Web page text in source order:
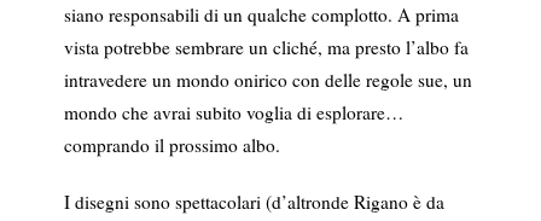
siano responsabili di un qualche complotto. A prima
vista potrebbe sembrare un cliché, ma presto l’albo fa
intravedere un mondo onirico con delle regole sue, un
mondo che avrai subito voglia di esplorare…
comprando il prossimo albo.
I disegni sono spettacolari (d’altronde Rigano è da